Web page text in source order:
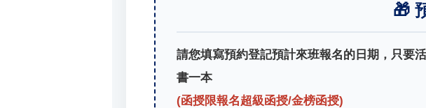
🎁
請您填寫預約登記預計來班報名的日期，只要
書一本
(函授限報名超級函授/金榜函授)